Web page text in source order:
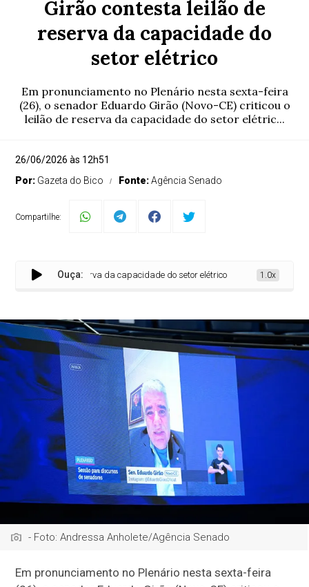
Girão contesta leilão de
reserva da capacidade do
setor elétrico
Em pronunciamento no Plenário nesta sexta-feira
(26), o senador Eduardo Girão (Novo-CE) criticou o
leilão de reserva da capacidade do setor elétric...
26/06/2026 às 12h51
Por: Gazeta do Bico Fonte:Agência Senado
Compartilhe:
Ouça:
leilão de reserva da capacidade do setor elétrico 1.0x
- Foto: Andressa Anholete/Agência Senado
Em pronunciamento no Plenário nesta sexta-feira